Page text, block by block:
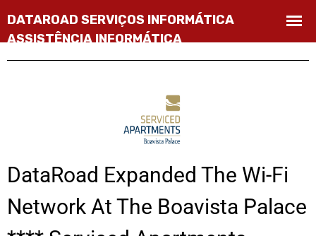
DataRoad Expanded The Wi-Fi
Network At The Boavista Palace